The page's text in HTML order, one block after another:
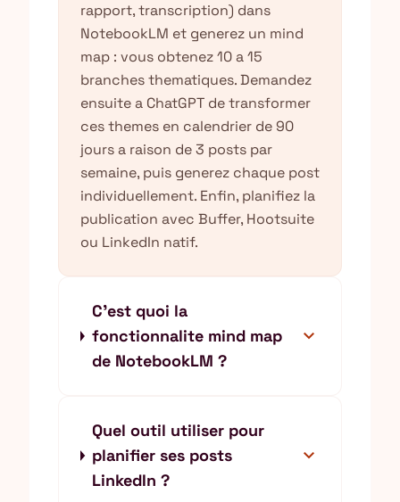
rapport, transcription) dans
NotebookLM et generez un mind
map : vous obtenez 10 a 15
branches thematiques. Demandez
ensuite a ChatGPT de transformer
ces themes en calendrier de 90
jours a raison de 3 posts par
semaine, puis generez chaque post
individuellement. Enfin, planifiez la
publication avec Buffer, Hootsuite
ou LinkedIn natif.
C'est quoi la
fonctionnalite mind map
de NotebookLM ?
expand_more
Quel outil utiliser pour
planifier ses posts
LinkedIn ?
expand_more